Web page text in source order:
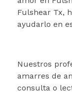
Fulshear Tx,
ayudarlo en
Nuestros
amarres de
consulta o